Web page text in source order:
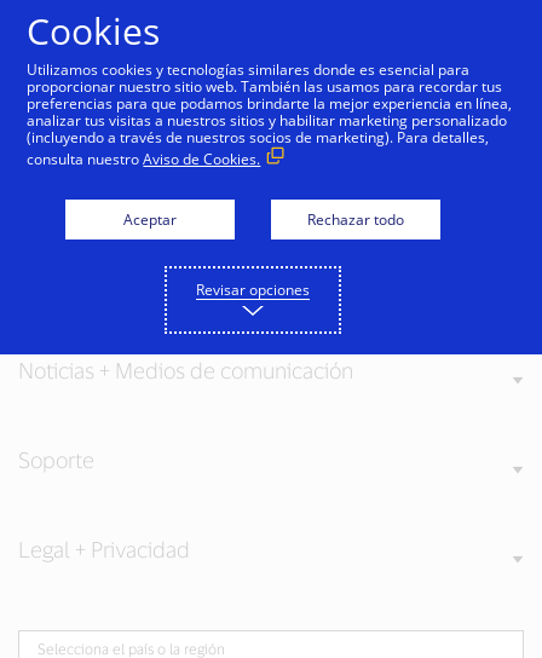
Nuestros valores
Noticias + Medios de comunicación
Soporte
Legal + Privacidad
Selecciona el país o la región
Cookies
Utilizamos cookies y tecnologías similares donde es esencial para
proporcionar nuestro sitio web. También las usamos para recordar tus
preferencias para que podamos brindarte la mejor experiencia en línea,
analizar tus visitas a nuestros sitios y habilitar marketing personalizado
(incluyendo a través de nuestros socios de marketing). Para detalles,
consulta nuestroAviso de Cookies.
Aceptar Rechazar todo
Revisar opciones